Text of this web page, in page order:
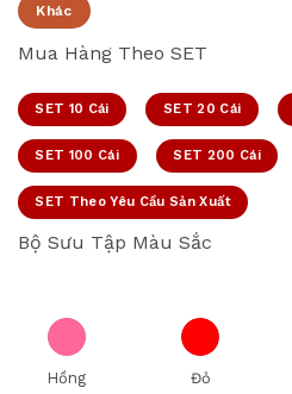
Khác
Mua Hàng Theo SET
SET 10 Cái SET 20 Cái
SET 100 Cái SET 200 Cái
SET Theo Yêu Cầu Sản Xuất
Bộ Sưu Tập Màu Sắc
Hồng Đỏ